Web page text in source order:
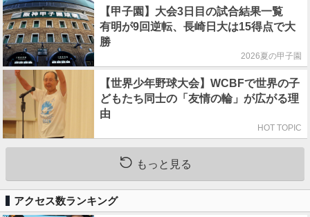
【甲子園】大会3日目の試合結果一覧
有明が9回逆転、長崎日大は15得点で大
勝
2026夏の甲子園
【世界少年野球大会】WCBFで世界の子
どもたち同士の「友情の輪」が広がる理
由
HOT TOPIC
もっと見る
アクセス数ランキング